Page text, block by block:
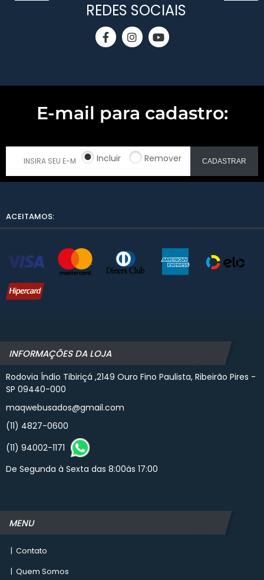
REDES SOCIAIS
E-mail para cadastro:
Incluir Remover CADASTRAR
ACEITAMOS:
INFORMAÇÕES DA LOJA
Rodovia Índio Tibiriçá ,2149 Ouro Fino Paulista, Ribeirão Pires -
SP 09440-000
maqwebusados@gmail.com
(11) 4827-0600
(11) 94002-1171
De Segunda à Sexta das 8:00às 17:00
MENU
| Contato
| Quem Somos